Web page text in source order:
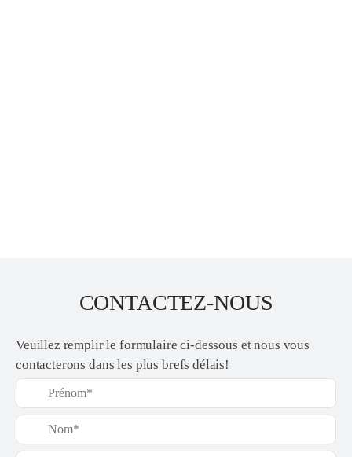
CONTACTEZ-NOUS
Veuillez remplir le formulaire ci-dessous et nous vous
contacterons dans les plus brefs délais!